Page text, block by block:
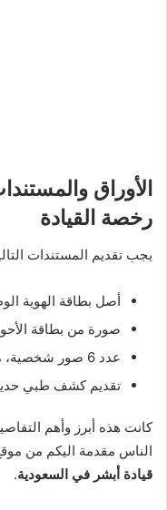
الأوراق
رخصة القيادة
يجب تقديم المستندات
أصل بطاقة الهوية
صورة من بطاقة
عدد 6 صور شخصية، مقاس 4*6.
تقديم كشف طبي
كانت هذه أبرز وأهم
الناس مقدمة اليكم من
قيادة أبشر في السعودية.